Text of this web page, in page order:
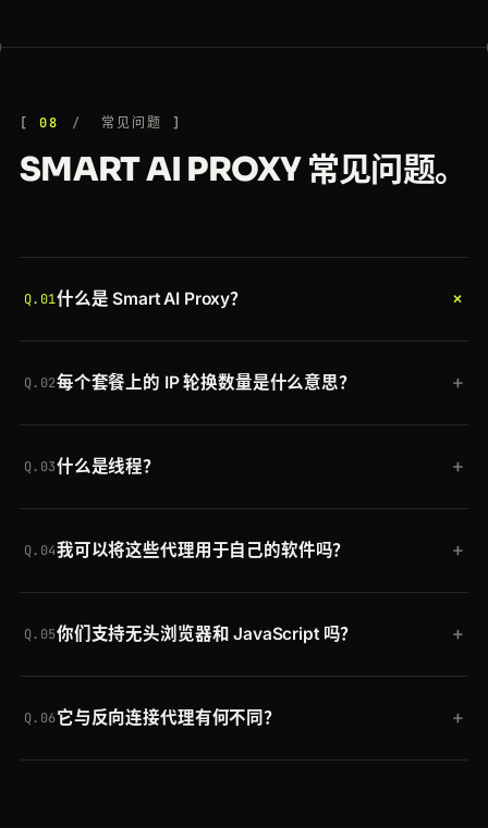
08 常见问题
SMART AI PROXY 常见问题。
Q.01什么是 Smart AI Proxy？ +
一个轮换的住宅 IP 转发。与普通代理不同，它借助
禁。
Q.02每个套餐上的 IP 轮换数量是什么意思？ +
Premium 套餐中，系统会从更大的池中为你分配
Q.03什么是线程？ +
想象成一辆一次只载一名乘客的出租车。Premium 提
Q.04我可以将这些代理用于自己的软件吗？ +
HTTPS 代理，该网络便完全兼容。如果你在集成方
Q.05你们支持无头浏览器和 JavaScript 吗？ +
内容由 React 或 Angular 等框架渲染，或在浏览器中
Q.06它与反向连接代理有何不同？ +